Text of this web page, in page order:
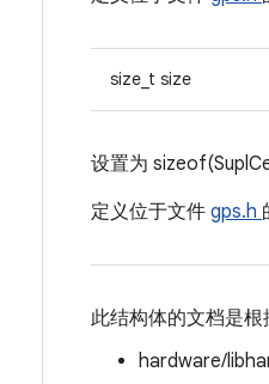
size_t size
设置为
定义位于文件 gps.h
此结构体的文档是根
hardware/